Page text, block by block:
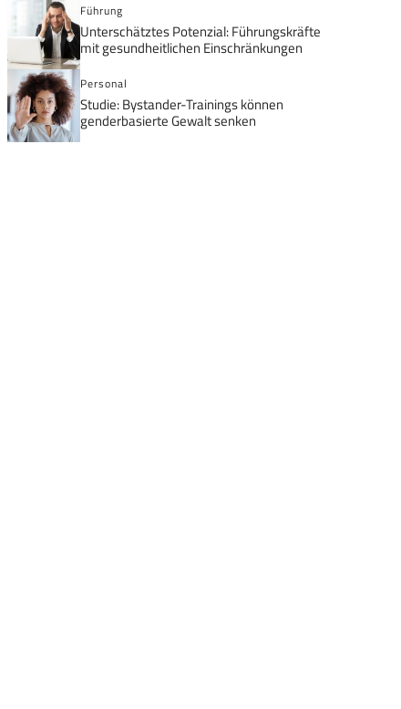
Führung
Unterschätztes Potenzial: Führungskräfte
mit gesundheitlichen Einschränkungen
Personal
Studie: Bystander-Trainings können
genderbasierte Gewalt senken